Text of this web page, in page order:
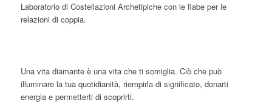
Laboratorio di Costellazioni Archetipiche con le fiabe per le
relazioni di coppia.
Una vita diamante è una vita che ti somiglia. Ciò che può
illuminare la tua quotidianità, riempirla di significato, donarti
energia e permetterti di scoprirti.